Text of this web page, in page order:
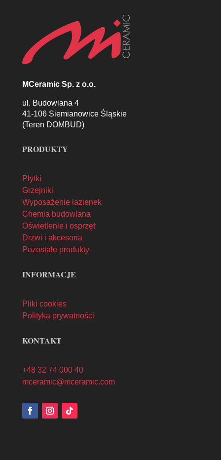
MCeramic Sp. z o.o.
ul. Budowlana 4
41-106 Siemianowice Śląskie
(Teren DOMBUD)
PRODUKTY
Płytki
Grzejniki
Wyposażenie łazienek
Chemia budowlana
Oświetlenie i osprzęt
Drzwi i akcesoria
Pozostałe produkty
INFORMACJE
Pliki cookies
Polityka prywatności
KONTAKT
+48 32 74 000 40
mceramic@mceramic.com